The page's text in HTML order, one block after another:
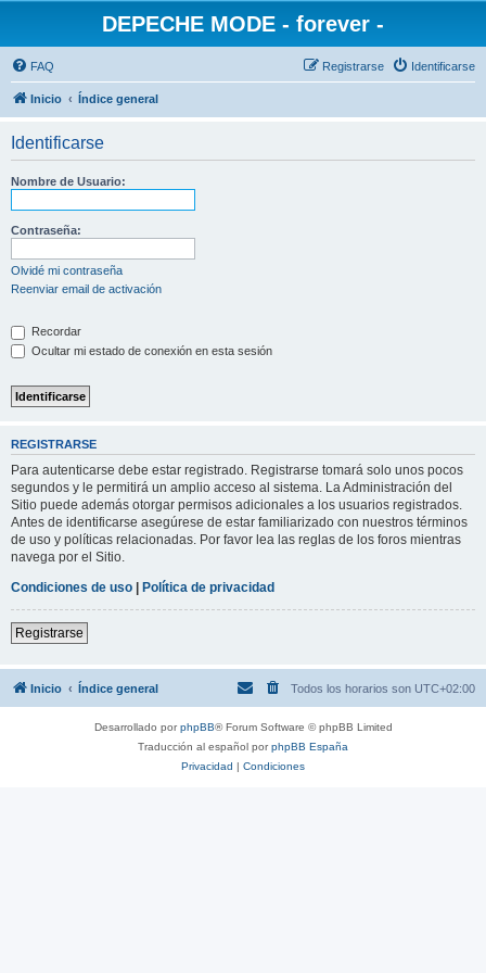
DEPECHE MODE - forever -
FAQ Identificarse
Registrarse
Inicio Índice general
Identificarse
Nombre de Usuario:
Contraseña:
Olvidé mi contraseña
Reenviar email de activación
Recordar
Ocultar mi estado de conexión en esta sesión
REGISTRARSE
Para autenticarse debe estar registrado. Registrarse tomará solo unos pocos
segundos y le permitirá un amplio acceso al sistema. La Administración del
Sitio puede además otorgar permisos adicionales a los usuarios registrados.
Antes de identificarse asegúrese de estar familiarizado con nuestros términos
de uso y políticas relacionadas. Por favor lea las reglas de los foros mientras
navega por el Sitio.
Condiciones de uso | Política de privacidad
Registrarse
Inicio Índice general Todos los horarios son UTC+02:00
Desarrollado porphpBB® Forum Software © phpBB Limited
Traducción al español porphpBB España
Privacidad | Condiciones